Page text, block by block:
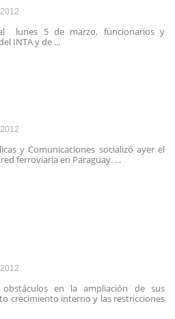
lunes 5 de marzo, funcionarios y
INTA y de ...
y Comunicaciones socializó ayer el
ferroviaria en Paraguay. ...
en la ampliación de sus
crecimiento interno y las restricciones